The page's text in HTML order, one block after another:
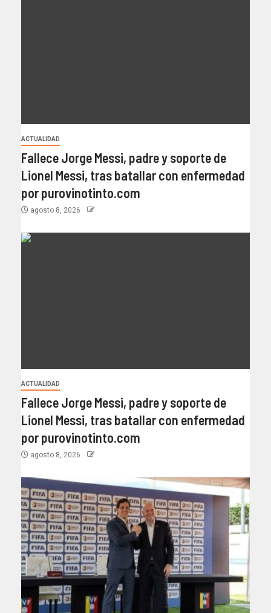
ACTUALIDAD
Fallece Jorge Messi, padre y soporte de
Lionel Messi, tras batallar con enfermedad
por purovinotinto.com
agosto 8, 2026
ACTUALIDAD
Fallece Jorge Messi, padre y soporte de
Lionel Messi, tras batallar con enfermedad
por purovinotinto.com
agosto 8, 2026